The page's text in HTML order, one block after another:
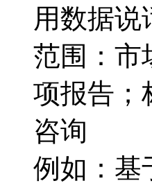
用数据说
范围：市
项报告；
咨询
例如：基